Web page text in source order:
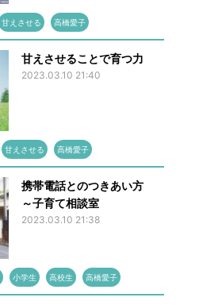
甘えさせる 高橋愛子
甘えさせることで育つ力
2023.03.10 21:40
甘えさせる 高橋愛子
携帯電話とのつきあい方
～子育て相談室
2023.03.10 21:38
小学生 高校生 高橋愛子